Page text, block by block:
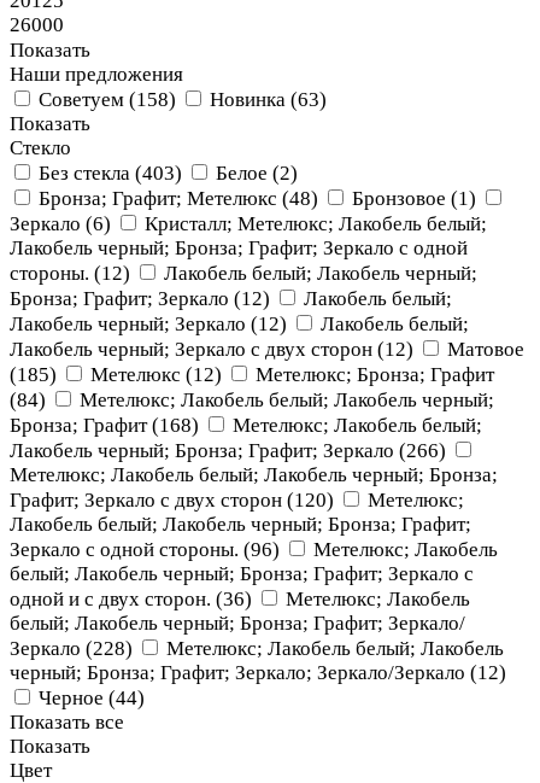
26000
Показать
Наши предложения
Советуем (158) Новинка (63)
Показать
Стекло
Без стекла (403) Белое (2)
Бронза; Графит; Метелюкс (48) Бронзовое (1)
Зеркало (6)
Кристалл; Метелюкс; Лакобель белый;
Лакобель черный; Бронза; Графит; Зеркало с одной
cтороны. (12)
Лакобель белый; Лакобель черный;
Бронза; Графит; Зеркало (12)
Лакобель белый;
Лакобель черный; Зеркало (12)
Лакобель белый;
Лакобель черный; Зеркало с двух сторон (12)
Матовое
(185) Метелюкс (12)
Метелюкс; Бронза; Графит
(84)
Метелюкс; Лакобель белый; Лакобель черный;
Бронза; Графит (168)
Метелюкс; Лакобель белый;
Лакобель черный; Бронза; Графит; Зеркало (266)
Метелюкс; Лакобель белый; Лакобель черный; Бронза;
Графит; Зеркало с двух сторон (120)
Метелюкс;
Лакобель белый; Лакобель черный; Бронза; Графит;
Зеркало с одной cтороны. (96)
Метелюкс; Лакобель
белый; Лакобель черный; Бронза; Графит; Зеркало с
одной и с двух сторон. (36)
Метелюкс; Лакобель
белый; Лакобель черный; Бронза; Графит; Зеркало/
Зеркало (228)
Метелюкс; Лакобель белый; Лакобель
черный; Бронза; Графит; Зеркало; Зеркало/Зеркало (12)
Черное (44)
Показать все
Показать
Цвет